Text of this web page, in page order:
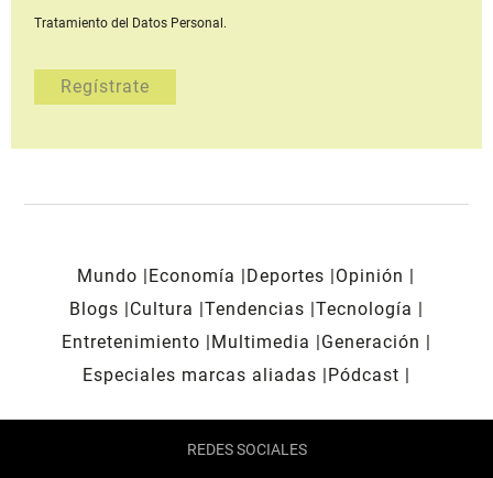
Tratamiento del Datos Personal.
Mundo Economía Deportes
Opinión
Blogs
Cultura Tendencias Tecnología
Entretenimiento
Multimedia
Generación
Especiales marcas aliadas
Pódcast
REDES SOCIALES